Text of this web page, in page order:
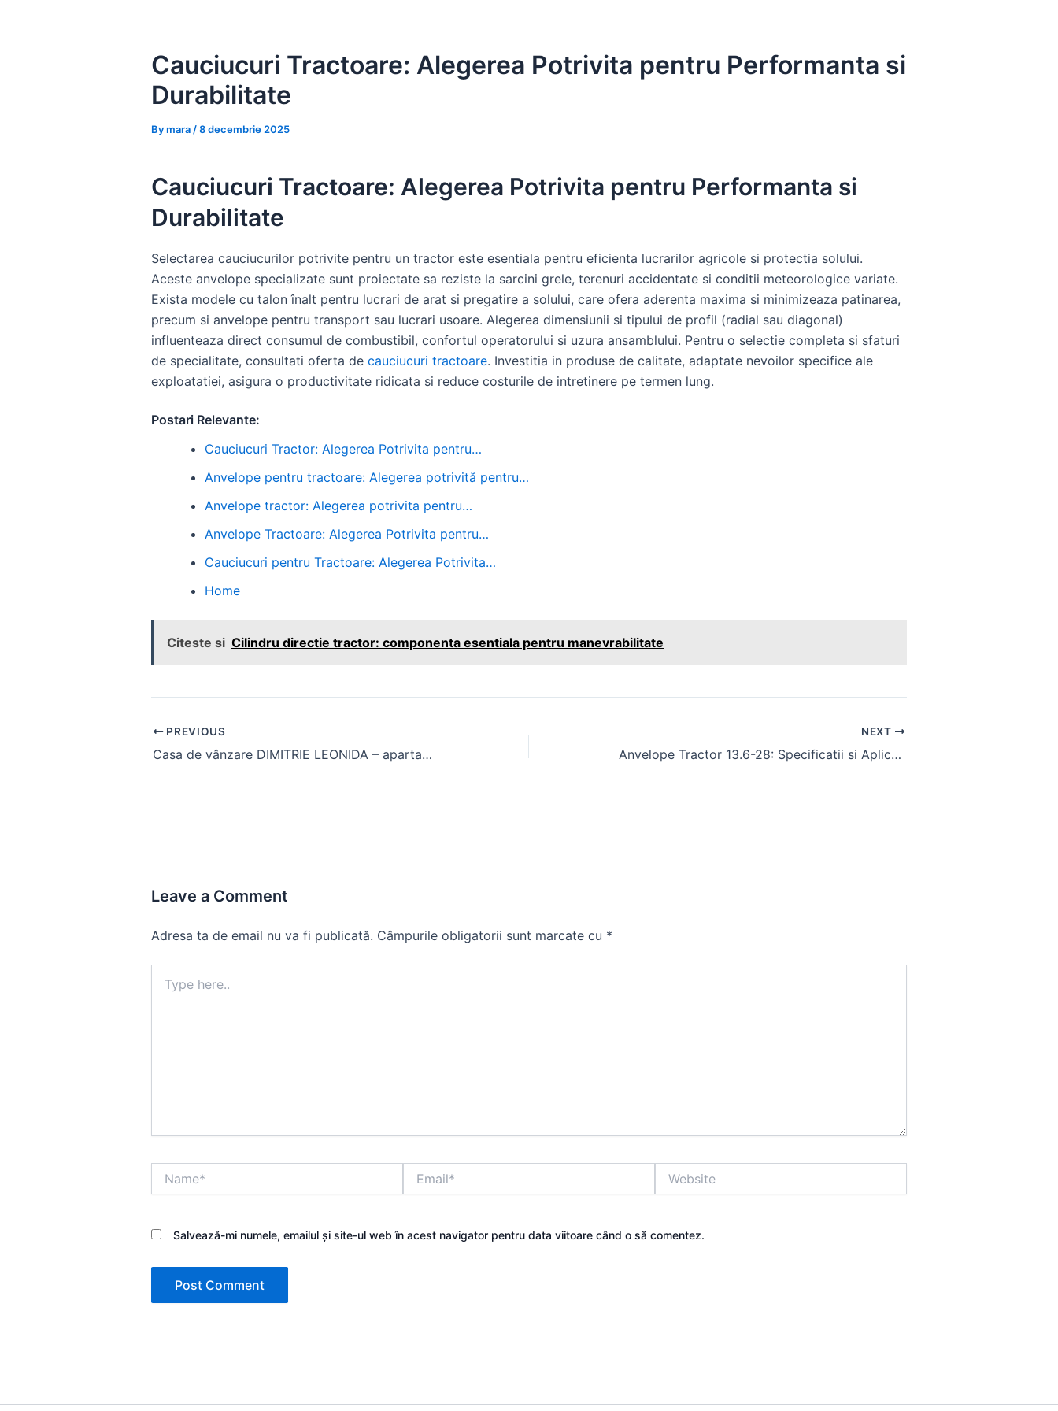
Cauciucuri Tractoare: Alegerea Potrivita pentru Performanta si
Durabilitate
Bymara /8 decembrie 2025
Cauciucuri Tractoare: Alegerea Potrivita pentru Performanta si
Durabilitate
Selectarea cauciucurilor potrivite pentru un tractor este esentiala pentru eficienta lucrarilor agricole si protectia solului.
Aceste anvelope specializate sunt proiectate sa reziste la sarcini grele, terenuri accidentate si conditii meteorologice variate.
Exista modele cu talon înalt pentru lucrari de arat si pregatire a solului, care ofera aderenta maxima si minimizeaza patinarea,
precum si anvelope pentru transport sau lucrari usoare. Alegerea dimensiunii si tipului de profil (radial sau diagonal)
influenteaza direct consumul de combustibil, confortul operatorului si uzura ansamblului. Pentru o selectie completa si sfaturi
de specialitate, consultati oferta de cauciucuri tractoare. Investitia in produse de calitate, adaptate nevoilor specifice ale
exploatatiei, asigura o productivitate ridicata si reduce costurile de intretinere pe termen lung.
Postari Relevante:
Cauciucuri Tractor: Alegerea Potrivita pentru…
Anvelope pentru tractoare: Alegerea potrivită pentru…
Anvelope tractor: Alegerea potrivita pentru…
Anvelope Tractoare: Alegerea Potrivita pentru…
Cauciucuri pentru Tractoare: Alegerea Potrivita…
Home
Citeste si Cilindru directie tractor: componenta esentiala pentru manevrabilitate
Post
navigation
PREVIOUS
Casa de vânzare DIMITRIE LEONIDA – apartamente studiouri
NEXT
Anvelope Tractor 13.6-28: Specificatii si Aplicatii pentru Utilaje Agricole
Leave a Comment
Adresa ta de email nu va fi publicată. Câmpurile obligatorii sunt marcate cu *
here..
Salvează-mi numele, emailul și site-ul web în acest navigator pentru data viitoare când o să comentez.